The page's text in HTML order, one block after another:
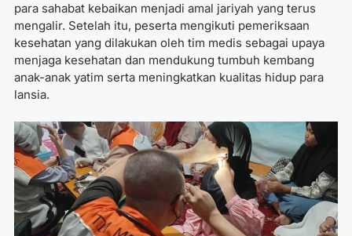
para sahabat kebaikan menjadi amal jariyah yang terus
mengalir. Setelah itu, peserta mengikuti pemeriksaan
kesehatan yang dilakukan oleh tim medis sebagai upaya
menjaga kesehatan dan mendukung tumbuh kembang
anak-anak yatim serta meningkatkan kualitas hidup para
lansia.